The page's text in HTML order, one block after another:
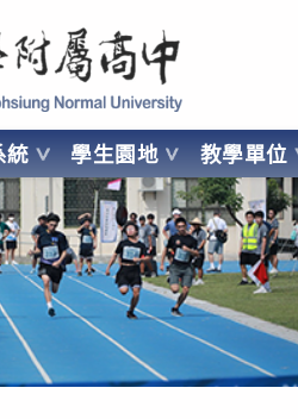
Normal University
統 學生園地 教學單位
NORMAL UNIVERSITY